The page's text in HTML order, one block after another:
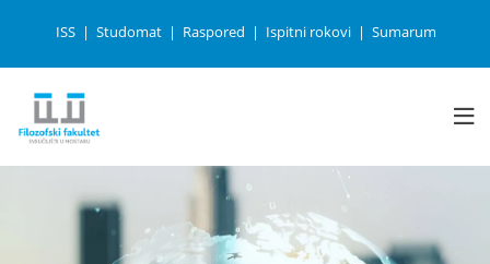
ISS Studomat Raspored Ispitni rokovi Sumarum